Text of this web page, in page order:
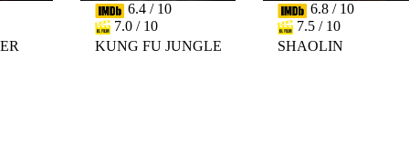
6.4 / 10
7.0 / 10
KUNG FU JUNGLE
6.8 / 10
7.5 / 10
SHAOLIN